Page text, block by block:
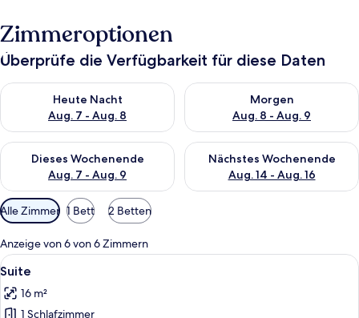
Zimmeroptionen
Überprüfe die Verfügbarkeit für diese Daten
Heute Nacht
Aug. 7 - Aug. 8
Überprüfe die Verfügbarkeit für heute Nacht, Aug. 7 - Aug. 8.
Morgen
Aug. 8 - Aug. 9
Überprüfe die Verfügbarkeit
Dieses Wochenende
Aug. 7 - Aug. 9
Überprüfe die Verfügbarkeit für dieses Wochenende, Aug. 7
Nächstes Wochenende
Aug. 14 - Aug. 16
Überprüfe die Verfügbarkeit
Verfügbare
Filter
für
Zimmer
Alle Zimmer 1 Bett 2 Betten
Anzeige von 6 von 6 Zimmern
Alle
Fotos
für
11
Suite
16 m²
1 Schlafzimmer